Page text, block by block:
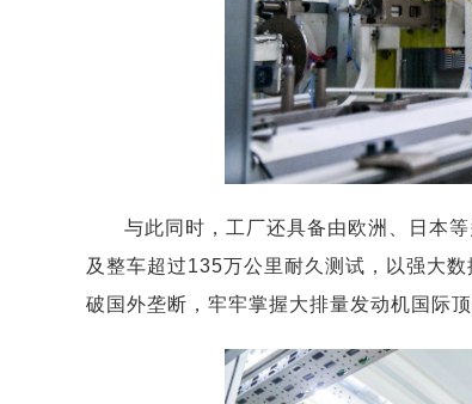
与此同时，工厂还具备由欧洲、日本
及整车超过135万公里耐久测试，以强大
破国外垄断，牢牢掌握大排量发动机国际